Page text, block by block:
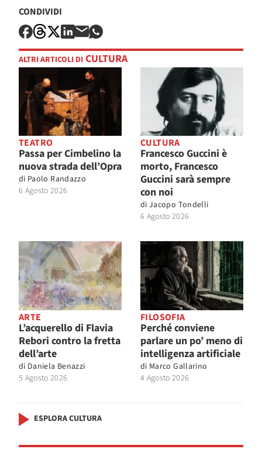
CONDIVIDI
ALTRI ARTICOLI DI CULTURA
TEATRO
Passa per Cimbelino la
nuova strada dell’Opra
di Paolo Randazzo
6 Agosto 2026
CULTURA
Francesco Guccini è
morto, Francesco
Guccini sarà sempre
con noi
di Jacopo Tondelli
6 Agosto 2026
ARTE
L’acquerello di Flavia
Rebori contro la fretta
dell’arte
di Daniela Benazzi
5 Agosto 2026
FILOSOFIA
Perché conviene
parlare un po’ meno di
intelligenza artificiale
di Marco Gallarino
4 Agosto 2026
ESPLORA CULTURA